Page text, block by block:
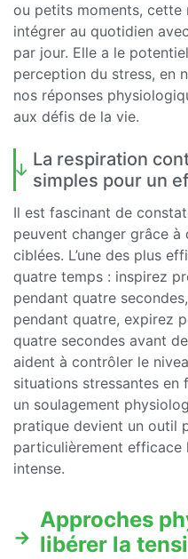
ou petits moments, cette
intégrer au quotidien
par jour. Elle a le
perception du stress, en
nos réponses
aux défis de la vie.
La respiration
simples pour un
Il est fascinant de
peuvent changer grâce
ciblées. L’une des plus
quatre temps : inspirez
pendant quatre
pendant quatre, expirez
quatre secondes avant
aident à contrôler le
situations stressantes en
un soulagement
pratique devient un outil
particulièrement efficace
intense.
Approches
libérer la